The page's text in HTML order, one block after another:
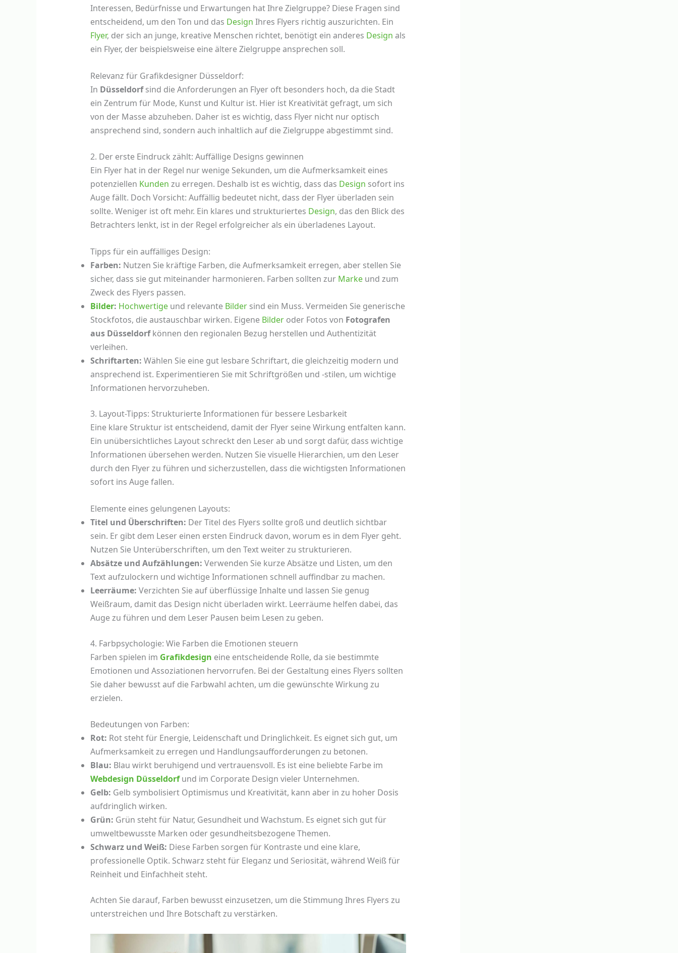
Interessen, Bedürfnisse und Erwartungen hat Ihre Zielgruppe? Diese Fragen sind
entscheidend, um den Ton und das Design Ihres Flyers richtig auszurichten. Ein
Flyer, der sich an junge, kreative Menschen richtet, benötigt ein anderes Design als
ein Flyer, der beispielsweise eine ältere Zielgruppe ansprechen soll.
Relevanz für Grafikdesigner Düsseldorf:
In Düsseldorfsind die Anforderungen an Flyer oft besonders hoch, da die Stadt
ein Zentrum für Mode, Kunst und Kultur ist. Hier ist Kreativität gefragt, um sich
von der Masse abzuheben. Daher ist es wichtig, dass Flyer nicht nur optisch
ansprechend sind, sondern auch inhaltlich auf die Zielgruppe abgestimmt sind.
2. Der erste Eindruck zählt: Auffällige Designs gewinnen
Ein Flyer hat in der Regel nur wenige Sekunden, um die Aufmerksamkeit eines
potenziellen Kunden zu erregen. Deshalb ist es wichtig, dass das Design sofort ins
Auge fällt. Doch Vorsicht: Auffällig bedeutet nicht, dass der Flyer überladen sein
sollte. Weniger ist oft mehr. Ein klares und strukturiertes Design, das den Blick des
Betrachters lenkt, ist in der Regel erfolgreicher als ein überladenes Layout.
Tipps für ein auffälliges Design:
Farben: Nutzen Sie kräftige Farben, die Aufmerksamkeit erregen, aber stellen Sie
sicher, dass sie gut miteinander harmonieren. Farben sollten zur Markeund zum
Zweck des Flyers passen.
Bilder: Hochwertigeund relevante Bildersind ein Muss. Vermeiden Sie generische
Stockfotos, die austauschbar wirken. Eigene Bilderoder Fotos von Fotografen
aus Düsseldorfkönnen den regionalen Bezug herstellen und Authentizität
verleihen.
Schriftarten: Wählen Sie eine gut lesbare Schriftart, die gleichzeitig modern und
ansprechend ist. Experimentieren Sie mit Schriftgrößen und -stilen, um wichtige
Informationen hervorzuheben.
3. Layout-Tipps: Strukturierte Informationen für bessere Lesbarkeit
Eine klare Struktur ist entscheidend, damit der Flyer seine Wirkung entfalten kann.
Ein unübersichtliches Layout schreckt den Leser ab und sorgt dafür, dass wichtige
Informationen übersehen werden. Nutzen Sie visuelle Hierarchien, um den Leser
durch den Flyer zu führen und sicherzustellen, dass die wichtigsten Informationen
sofort ins Auge fallen.
Elemente eines gelungenen Layouts:
Titel und Überschriften: Der Titel des Flyers sollte groß und deutlich sichtbar
sein. Er gibt dem Leser einen ersten Eindruck davon, worum es in dem Flyer geht.
Nutzen Sie Unterüberschriften, um den Text weiter zu strukturieren.
Absätze und Aufzählungen: Verwenden Sie kurze Absätze und Listen, um den
Text aufzulockern und wichtige Informationen schnell auffindbar zu machen.
Leerräume: Verzichten Sie auf überflüssige Inhalte und lassen Sie genug
Weißraum, damit das Design nicht überladen wirkt. Leerräume helfen dabei, das
Auge zu führen und dem Leser Pausen beim Lesen zu geben.
4. Farbpsychologie: Wie Farben die Emotionen steuern
Farben spielen im Grafikdesign eine entscheidende Rolle, da sie bestimmte
Emotionen und Assoziationen hervorrufen. Bei der Gestaltung eines Flyers sollten
Sie daher bewusst auf die Farbwahl achten, um die gewünschte Wirkung zu
erzielen.
Bedeutungen von Farben:
Rot: Rot steht für Energie, Leidenschaft und Dringlichkeit. Es eignet sich gut, um
Aufmerksamkeit zu erregen und Handlungsaufforderungen zu betonen.
Blau: Blau wirkt beruhigend und vertrauensvoll. Es ist eine beliebte Farbe im
Webdesign Düsseldorfund im Corporate Design vieler Unternehmen.
Gelb: Gelb symbolisiert Optimismus und Kreativität, kann aber in zu hoher Dosis
aufdringlich wirken.
Grün: Grün steht für Natur, Gesundheit und Wachstum. Es eignet sich gut für
umweltbewusste Marken oder gesundheitsbezogene Themen.
Schwarz und Weiß: Diese Farben sorgen für Kontraste und eine klare,
professionelle Optik. Schwarz steht für Eleganz und Seriosität, während Weiß für
Reinheit und Einfachheit steht.
Achten Sie darauf, Farben bewusst einzusetzen, um die Stimmung Ihres Flyers zu
unterstreichen und Ihre Botschaft zu verstärken.